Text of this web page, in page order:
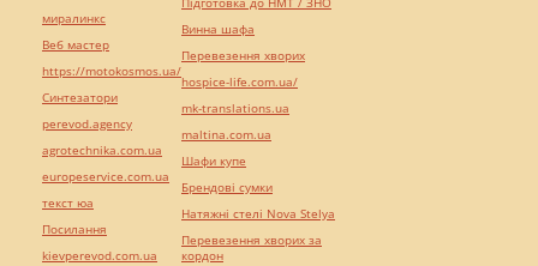
миралинкс
Веб мастер
https://motokosmos.ua/
Синтезатори
perevod.agency
agrotechnika.com.ua
europeservice.com.ua
текст юа
Посилання
kievperevod.com.ua
Винна шафа
Перевезення хворих
hospice-life.com.ua/
mk-translations.ua
maltina.com.ua
Шафи купе
Брендові сумки
Натяжні стелі Nova Stelya
Перевезення хворих за
кордон